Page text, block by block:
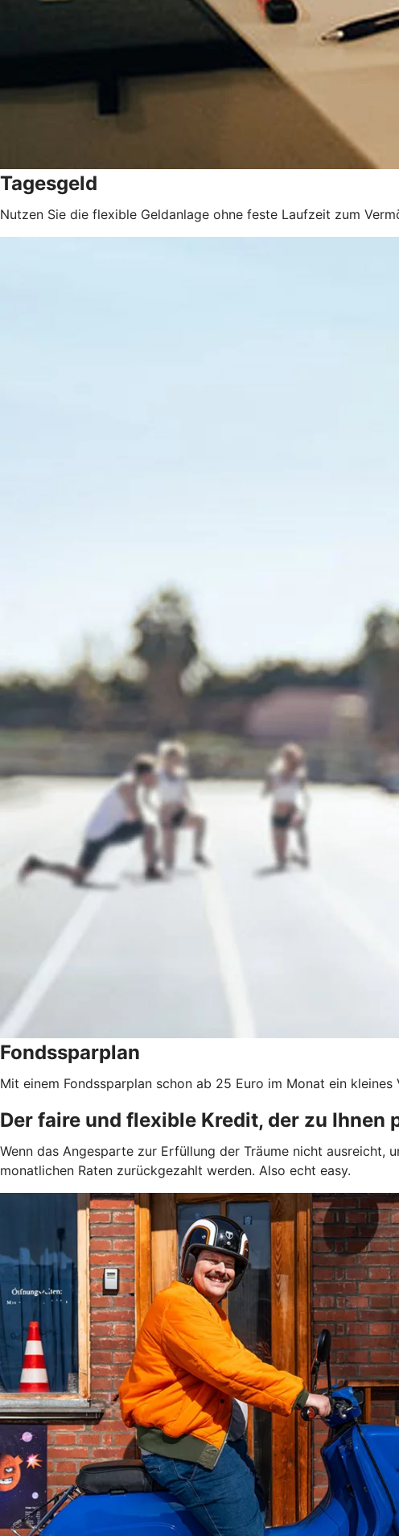
Tagesgeld
Nutzen Sie die flexible Geldanlage ohne feste Laufzeit zum
Fondssparplan
Mit einem Fondssparplan schon ab 25 Euro im Monat ein kleines
Der faire und flexible Kredit, der zu Ihnen
Wenn das Angesparte zur Erfüllung der Träume nicht ausreicht,
monatlichen Raten zurückgezahlt werden. Also echt easy.